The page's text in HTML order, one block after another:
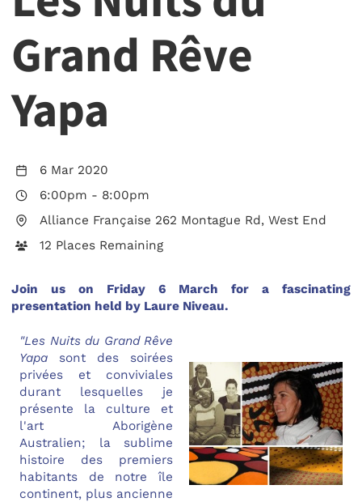
Grand Rêve
Yapa
6 Mar 2020
6:00pm - 8:00pm
Alliance Française 262 Montague Rd, West End
12 Places Remaining
Join us on Friday 6 March for a fascinating
presentation held by Laure Niveau.
"Les Nuits du Grand Rêve
Yapa
sont des soirées
privées et conviviales
durant lesquelles je
présente la culture et
l'art Aborigène
Australien; la sublime
histoire des premiers
habitants de notre île
continent, plus ancienne